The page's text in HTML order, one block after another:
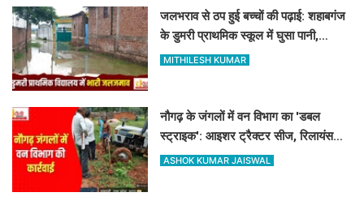
जलभराव से ठप हुई बच्चों की पढ़ाई: शहाबगंज
के डुमरी प्राथमिक स्कूल में घुसा पानी,
ग्रामीणों ने की नाले की मांग
MITHILESH KUMAR
नौगढ़ के जंगलों में वन विभाग का 'डबल
स्ट्राइक': आइशर ट्रैक्टर सीज, रिलायंस
कंपनी की 2 ट्रैक्टर-ट्रॉली जब्त
ASHOK KUMAR JAISWAL